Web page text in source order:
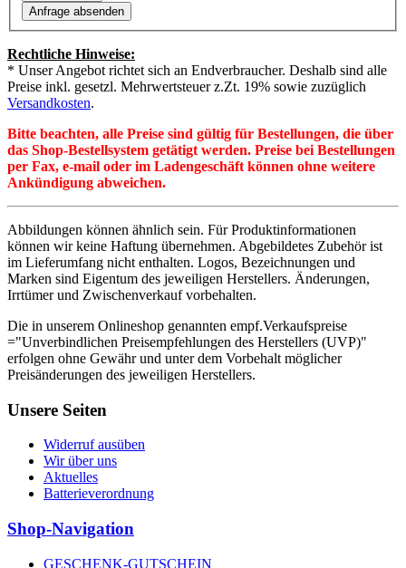
Rechtliche Hinweise:
* Unser Angebot richtet sich an Endverbraucher. Deshalb sind alle
Preise inkl. gesetzl. Mehrwertsteuer z.Zt. 19% sowie zuzüglich
Versandkosten.
Bitte beachten, alle Preise sind gültig für Bestellungen, die über
das Shop-Bestellsystem getätigt werden. Preise bei Bestellungen
per Fax, e-mail oder im Ladengeschäft können ohne weitere
Ankündigung abweichen.
Abbildungen können ähnlich sein. Für Produktinformationen
können wir keine Haftung übernehmen. Abgebildetes Zubehör ist
im Lieferumfang nicht enthalten. Logos, Bezeichnungen und
Marken sind Eigentum des jeweiligen Herstellers. Änderungen,
Irrtümer und Zwischenverkauf vorbehalten.
Die in unserem Onlineshop genannten empf.Verkaufspreise
="Unverbindlichen Preisempfehlungen des Herstellers (UVP)"
erfolgen ohne Gewähr und unter dem Vorbehalt möglicher
Preisänderungen des jeweiligen Herstellers.
Unsere Seiten
Widerruf ausüben
Wir über uns
Aktuelles
Batterieverordnung
Shop-Navigation
GESCHENK-GUTSCHEIN